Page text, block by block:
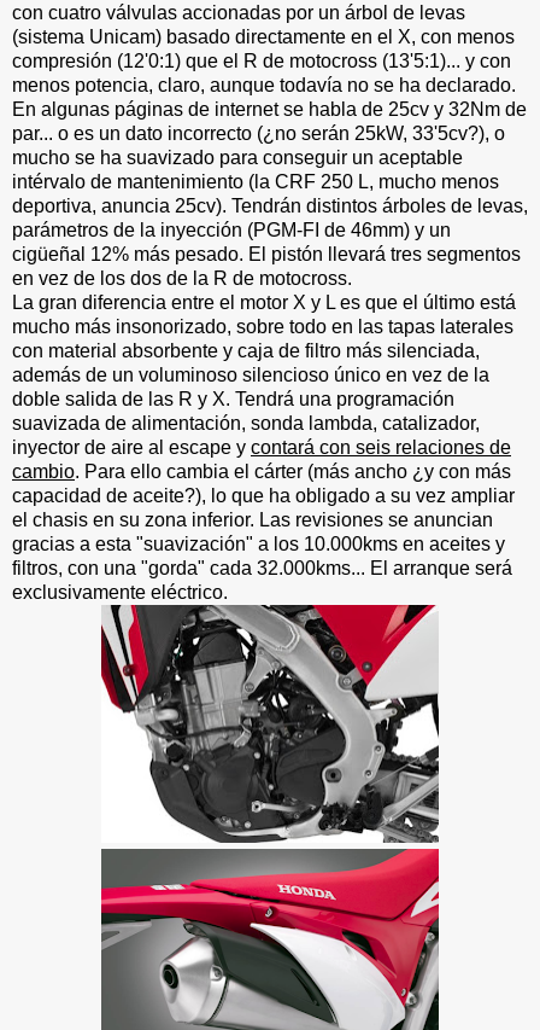
con cuatro válvulas accionadas por un árbol de levas
(sistema Unicam) basado directamente en el X, con menos
compresión (12'0:1) que el R de motocross (13'5:1)... y con
menos potencia, claro, aunque todavía no se ha declarado.
En algunas páginas de internet se habla de 25cv y 32Nm de
par... o es un dato incorrecto (¿no serán 25kW, 33'5cv?), o
mucho se ha suavizado para conseguir un aceptable
intérvalo de mantenimiento (la CRF 250 L, mucho menos
deportiva, anuncia 25cv). Tendrán distintos árboles de levas,
parámetros de la inyección (PGM-FI de 46mm) y un
cigüeñal 12% más pesado. El pistón llevará tres segmentos
en vez de los dos de la R de motocross.
La gran diferencia entre el motor X y L es que el último está
mucho más insonorizado, sobre todo en las tapas laterales
con material absorbente y caja de filtro más silenciada,
además de un voluminoso silencioso único en vez de la
doble salida de las R y X. Tendrá una programación
suavizada de alimentación, sonda lambda, catalizador,
inyector de aire al escape y contará con seis relaciones de
cambio. Para ello cambia el cárter (más ancho ¿y con más
capacidad de aceite?), lo que ha obligado a su vez ampliar
el chasis en su zona inferior. Las revisiones se anuncian
gracias a esta "suavización" a los 10.000kms en aceites y
filtros, con una "gorda" cada 32.000kms... El arranque será
exclusivamente eléctrico.